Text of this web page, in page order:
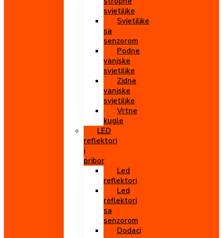
svjetiljke
Svjetiljke
sa
senzorom
Podne
vanjske
svjetiljke
Zidne
vanjske
svjetiljke
Vrtne
kugle
LED
reflektori
i
pribor
Led
reflektori
Led
reflektori
sa
senzorom
Dodaci